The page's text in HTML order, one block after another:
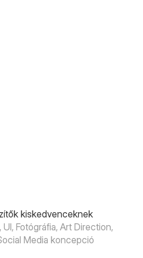
kiskedvenceknek
Fotógráfia, Art Direction,
Media koncepció